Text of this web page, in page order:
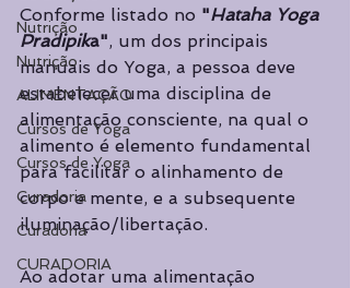
Nutrição
Nutrição
ALIMENTAÇÃO
Cursos de Yoga
Cursos de Yoga
Curadoria
Curadoria
CURADORIA
Conforme listado no "Hataha Yoga
Pradipika", um dos principais
manuais do Yoga, a pessoa deve
estabelecer uma disciplina de
alimentação consciente, na qual o
alimento é elemento fundamental
para facilitar o alinhamento de
corpo e mente, e a subsequente
iluminação/libertação.
Ao adotar uma alimentação